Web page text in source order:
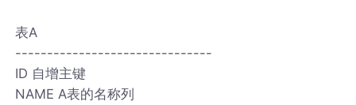
表A
-------------------------------
ID 自增主键
NAME A表的名称列